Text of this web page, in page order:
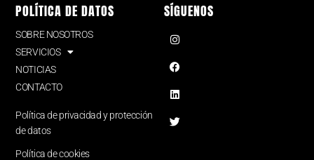
POLÍTICA DE DATOS
SOBRE NOSOTROS
SERVICIOS
NOTICIAS
CONTACTO
Política de privacidad y protección
de datos
Política de cookies
SÍGUENOS